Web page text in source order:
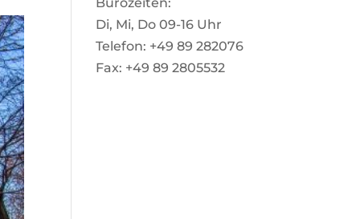
Di, Mi, Do 09-16 Uhr
Telefon: +49 89 282076
Fax: +49 89 2805532